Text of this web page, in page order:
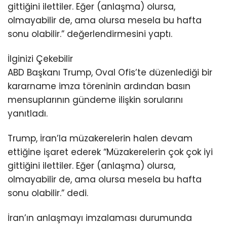
gittiğini ilettiler. Eğer (anlaşma) olursa,
olmayabilir de, ama olursa mesela bu hafta
sonu olabilir.” değerlendirmesini yaptı.
İlginizi Çekebilir
ABD Başkanı Trump, Oval Ofis’te düzenlediği bir
kararname imza töreninin ardından basın
mensuplarının gündeme ilişkin sorularını
yanıtladı.
Trump, İran’la müzakerelerin halen devam
ettiğine işaret ederek “Müzakerelerin çok çok iyi
gittiğini ilettiler. Eğer (anlaşma) olursa,
olmayabilir de, ama olursa mesela bu hafta
sonu olabilir.” dedi.
İran’ın anlaşmayı imzalaması durumunda